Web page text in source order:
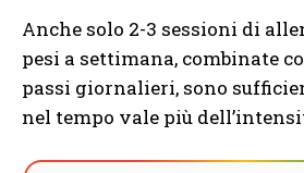
Anche solo 2-3 sessioni di
pesi a settimana, combinate
passi giornalieri, sono
nel tempo vale più